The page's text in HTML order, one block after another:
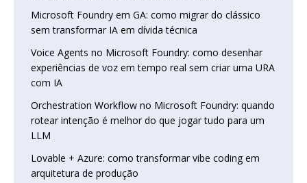
Microsoft Foundry em GA: como migrar do clássico
sem transformar IA em dívida técnica
Voice Agents no Microsoft Foundry: como desenhar
experiências de voz em tempo real sem criar uma URA
com IA
Orchestration Workflow no Microsoft Foundry: quando
rotear intenção é melhor do que jogar tudo para um
LLM
Lovable + Azure: como transformar vibe coding em
arquitetura de produção